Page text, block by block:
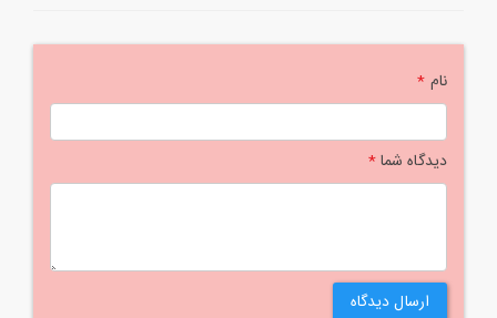
نام*
دیدگاه شما*
ارسال دیدگاه